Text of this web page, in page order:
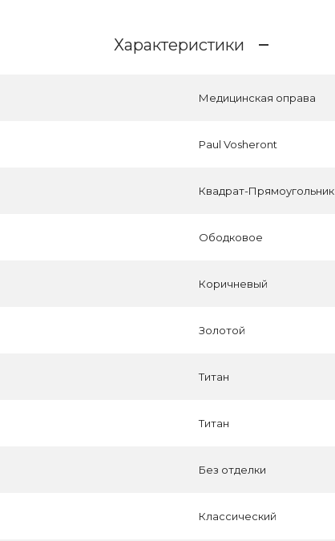
Характеристики
Медицинская оправа
Paul Vosheront
Квадрат-Прямоугольник
Ободковое
Коричневый
Золотой
Титан
Титан
Без отделки
Классический